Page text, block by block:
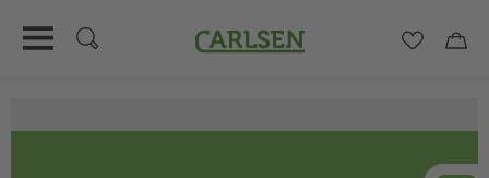
Inhalt
Carlsen